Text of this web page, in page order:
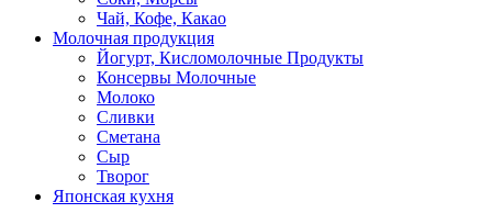
Чай, Кофе, Какао
Молочная продукция
Йогурт, Кисломолочные Продукты
Консервы Молочные
Молоко
Сливки
Сметана
Сыр
Творог
Японская кухня